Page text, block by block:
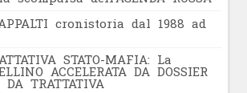
cronistoria dal 1988 ad
STATO-MAFIA: La
ACCELERATA DA DOSSIER
TRATTATIVA